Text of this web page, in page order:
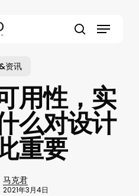
Menu
资讯
用性，实
么对设计
重要
马克君
2021年3月4日